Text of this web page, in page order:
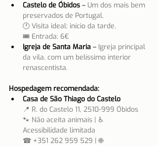
Castelo de Óbidos – Um dos mais bem
preservados de Portugal.
🕐 Visita ideal: início da tarde.
🎟 Entrada: 6€
Igreja de Santa Maria – Igreja principal
da vila, com um belíssimo interior
renascentista.
Hospedagem recomendada:
Casa de São Thiago do Castelo
📍 R. do Castelo 11, 2510-999 Óbidos
🐾 Não aceita animais | ♿
Acessibilidade limitada
☎ +351 262 959 529 | 🌐